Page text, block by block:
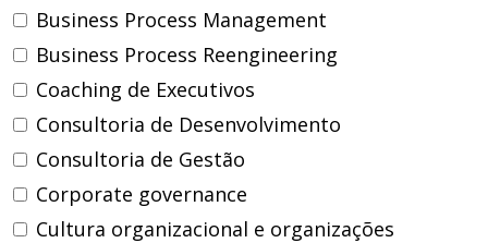
Business Process Management
Business Process Reengineering
Coaching de Executivos
Consultoria de Desenvolvimento
Consultoria de Gestão
Corporate governance
Cultura organizacional e organizações